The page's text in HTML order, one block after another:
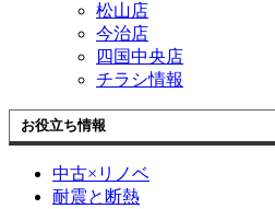
松山店
今治店
四国中央店
チラシ情報
お役立ち情報
中古×リノベ
耐震と断熱